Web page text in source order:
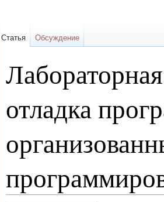
отладка
Статья Обсуждение